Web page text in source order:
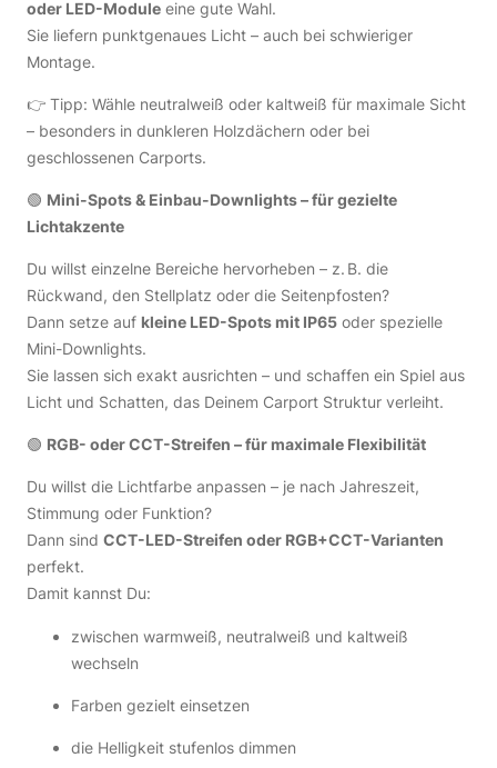
oder LED-Module eine gute Wahl.
Sie liefern punktgenaues Licht – auch bei schwieriger
Montage.
👉 Tipp: Wähle neutralweiß oder kaltweiß für maximale Sicht
– besonders in dunkleren Holzdächern oder bei
geschlossenen Carports.
🟢 Mini-Spots & Einbau-Downlights – für gezielte
Lichtakzente
Du willst einzelne Bereiche hervorheben – z. B. die
Rückwand, den Stellplatz oder die Seitenpfosten?
Dann setze auf kleine LED-Spots mit IP65 oder spezielle
Mini-Downlights.
Sie lassen sich exakt ausrichten – und schaffen ein Spiel aus
Licht und Schatten, das Deinem Carport Struktur verleiht.
🟢 RGB- oder CCT-Streifen – für maximale Flexibilität
Du willst die Lichtfarbe anpassen – je nach Jahreszeit,
Stimmung oder Funktion?
Dann sind CCT-LED-Streifen oder RGB+CCT-Varianten
perfekt.
Damit kannst Du:
zwischen warmweiß, neutralweiß und kaltweiß
wechseln
Farben gezielt einsetzen
die Helligkeit stufenlos dimmen